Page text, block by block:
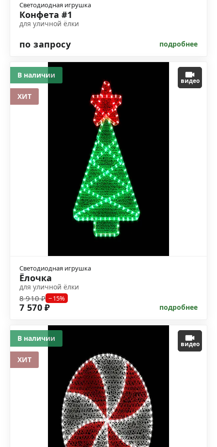
Светодиодная игрушка
Конфета #1
для уличной ёлки
по запросу подробнее
видео
Светодиодная игрушка
Ёлочка
для уличной ёлки
8 910 ₽ −15%
7 570 ₽ подробнее
В наличии
ХИТ
видео
В наличии
ХИТ